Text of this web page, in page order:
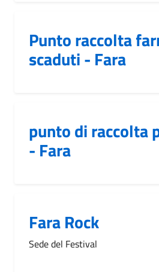
Punto raccolta
scaduti - Fara
punto di raccolta
- Fara
Fara Rock
Sede del Festival